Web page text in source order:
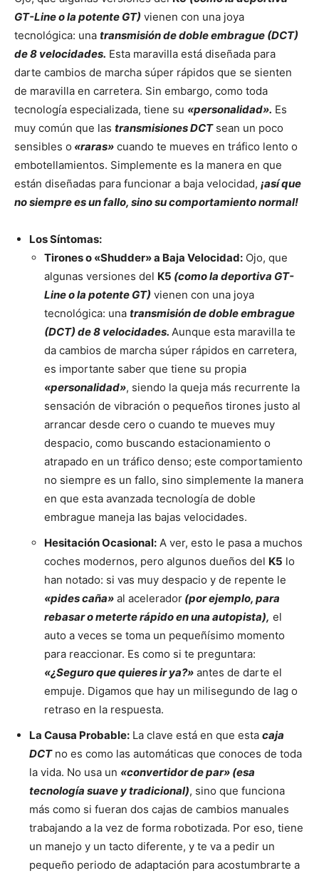
GT-Line o la potente GT) vienen con una joya
tecnológica: una transmisión de doble embrague (DCT)
de 8 velocidades. Esta maravilla está diseñada para
darte cambios de marcha súper rápidos que se sienten
de maravilla en carretera. Sin embargo, como toda
tecnología especializada, tiene su «personalidad». Es
muy común que las transmisiones DCTsean un poco
sensibles o «raras» cuando te mueves en tráfico lento o
embotellamientos. Simplemente es la manera en que
están diseñadas para funcionar a baja velocidad, ¡así que
no siempre es un fallo, sino su comportamiento normal!
Los Síntomas:
Tirones o «Shudder» a Baja Velocidad: Ojo, que
algunas versiones del K5 (como la deportiva GT-
Line o la potente GT) vienen con una joya
tecnológica: una transmisión de doble embrague
(DCT) de 8 velocidades. Aunque esta maravilla te
da cambios de marcha súper rápidos en carretera,
es importante saber que tiene su propia
«personalidad», siendo la queja más recurrente la
sensación de vibración o pequeños tirones justo al
arrancar desde cero o cuando te mueves muy
despacio, como buscando estacionamiento o
atrapado en un tráfico denso; este comportamiento
no siempre es un fallo, sino simplemente la manera
en que esta avanzada tecnología de doble
embrague maneja las bajas velocidades.
Hesitación Ocasional: A ver, esto le pasa a muchos
coches modernos, pero algunos dueños del K5 lo
han notado: si vas muy despacio y de repente le
«pides caña» al acelerador (por ejemplo, para
rebasar o meterte rápido en una autopista), el
auto a veces se toma un pequeñísimo momento
para reaccionar. Es como si te preguntara:
«¿Seguro que quieres ir ya?» antes de darte el
empuje. Digamos que hay un milisegundo de lag o
retraso en la respuesta.
La Causa Probable: La clave está en que esta caja
DCTno es como las automáticas que conoces de toda
la vida. No usa un «convertidor de par» (esa
tecnología suave y tradicional), sino que funciona
más como si fueran dos cajas de cambios manuales
trabajando a la vez de forma robotizada. Por eso, tiene
un manejo y un tacto diferente, y te va a pedir un
pequeño periodo de adaptación para acostumbrarte a